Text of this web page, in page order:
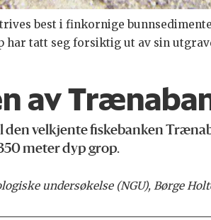
best i finkornige
har tatt seg forsiktig ut av sin
av
den velkjente fiskebanken
meter dyp grop.
undersøkelse (NGU), Børge